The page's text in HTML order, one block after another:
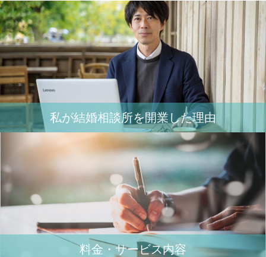
私が結婚相談所を開業した理由
料金・サービス内容